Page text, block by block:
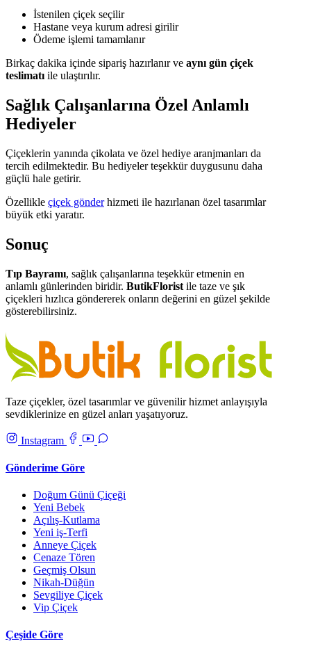
İstenilen çiçek seçilir
Hastane veya kurum adresi girilir
Ödeme işlemi tamamlanır
Birkaç dakika içinde sipariş hazırlanır ve aynı gün çiçek
teslimatı ile ulaştırılır.
Sağlık Çalışanlarına Özel Anlamlı
Hediyeler
Çiçeklerin yanında çikolata ve özel hediye aranjmanları da
tercih edilmektedir. Bu hediyeler teşekkür duygusunu daha
güçlü hale getirir.
Özellikle çiçek gönderhizmeti ile hazırlanan özel tasarımlar
büyük etki yaratır.
Sonuç
Tıp Bayramı, sağlık çalışanlarına teşekkür etmenin en
anlamlı günlerinden biridir. ButikFlorist ile taze ve şık
çiçekleri hızlıca göndererek onların değerini en güzel şekilde
gösterebilirsiniz.
Taze çiçekler, özel tasarımlar ve güvenilir hizmet anlayışıyla
sevdiklerinize en güzel anları yaşatıyoruz.
Instagram
Gönderime Göre
Doğum Günü Çiçeği
Yeni Bebek
Açılış-Kutlama
Yeni iş-Terfi
Anneye Çiçek
Cenaze Tören
Geçmiş Olsun
Nikah-Düğün
Sevgiliye Çiçek
Vip Çiçek
Çeşide Göre